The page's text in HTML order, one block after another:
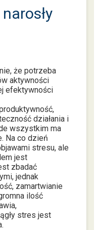
że potrzeba
aktywności
efektywności
działania i
wszystkim ma
Na co dzień
stresu, ale
jest
zbadać
jednak
zamartwianie
ilość
stres jest